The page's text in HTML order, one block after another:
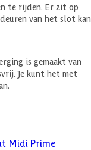
te rijden. Er zit op
van het slot kan
is gemaakt van
Je kunt het met
Midi Prime